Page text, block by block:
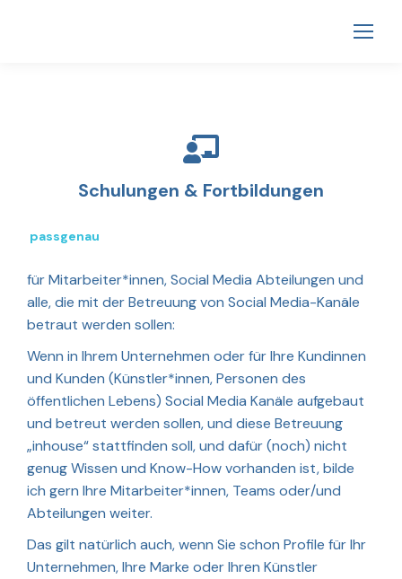
Schulungen & Fortbildungen
passgenau
für Mitarbeiter*innen, Social Media Abteilungen und
alle, die mit der Betreuung von Social Media-Kanäle
betraut werden sollen:
Wenn in Ihrem Unternehmen oder für Ihre Kundinnen
und Kunden (Künstler*innen, Personen des
öffentlichen Lebens) Social Media Kanäle aufgebaut
und betreut werden sollen, und diese Betreuung
„inhouse“ stattfinden soll, und dafür (noch) nicht
genug Wissen und Know-How vorhanden ist, bilde
ich gern Ihre Mitarbeiter*innen, Teams oder/und
Abteilungen weiter.
Das gilt natürlich auch, wenn Sie schon Profile für Ihr
Unternehmen, Ihre Marke oder Ihren Künstler